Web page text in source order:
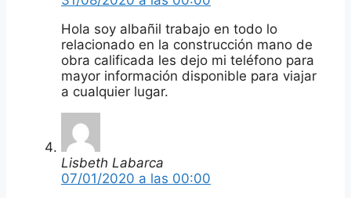
Hola soy albañil trabajo en todo lo
relacionado en la construcción mano de
obra calificada les dejo mi teléfono para
mayor información disponible para viajar
a cualquier lugar.
Lisbeth Labarca
07/01/2020 a las 00:00